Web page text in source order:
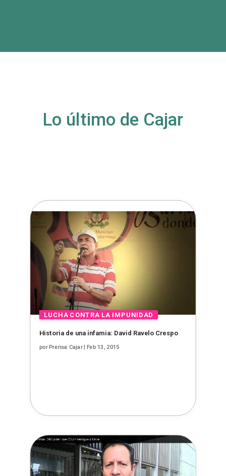
Lo último de Cajar
Historia de una infamia: David Ravelo Crespo
porPrensa Cajar| Feb 13, 2015